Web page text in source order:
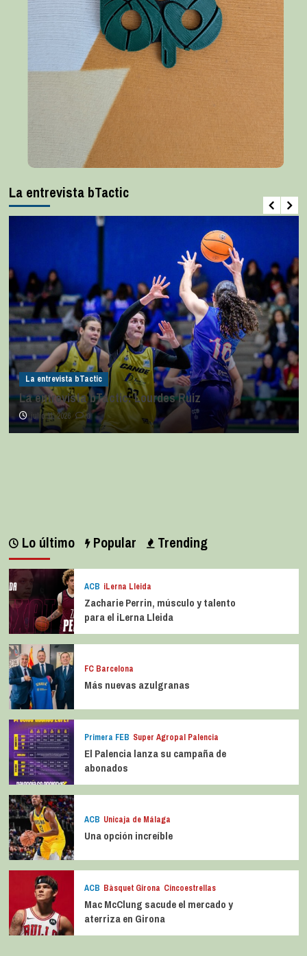
La entrevista bTactic
La entrevista bTactic
La entrevista bTactic: Lourdes Ruiz
julio 11, 2026 0
Lo último Popular Trending
ACB iLerna Lleida
Zacharie Perrin, músculo y talento
para el iLerna Lleida
FC Barcelona
Más nuevas azulgranas
Primera FEB Super Agropal Palencia
El Palencia lanza su campaña de
abonados
ACB Unicaja de Málaga
Una opción increíble
ACB Bàsquet Girona Cincoestrellas
Mac McClung sacude el mercado y
aterriza en Girona